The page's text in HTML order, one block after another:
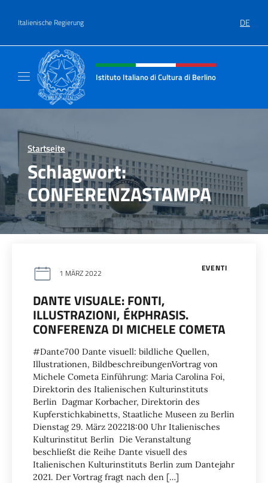
Italienische Regierung DE
Header-Site, Social und Menü
Istituto Italiano di Cultura di Berlino
Startseite >
Schlagwort:
CONFERENZASTAMPA
EVENTI
1 MÄRZ 2022
DANTE VISUALE: FONTI,
ILLUSTRAZIONI, ÉKPHRASIS.
CONFERENZA DI MICHELE COMETA
#Dante700 Dante visuell: bildliche Quellen,
Illustrationen, BildbeschreibungenVortrag von
Michele Cometa Einführung: Maria Carolina Foi,
Direktorin des Italienischen Kulturinstituts
Berlin Dagmar Korbacher, Direktorin des
Kupferstichkabinetts, Staatliche Museen zu Berlin
Dienstag 29. März 202218:00 Uhr Italienisches
Kulturinstitut Berlin Die Veranstaltung
beschließt die Reihe Dante visuell des
Italienischen Kulturinstituts Berlin zum Dantejahr
2021. Der Vortrag fragt nach den […]